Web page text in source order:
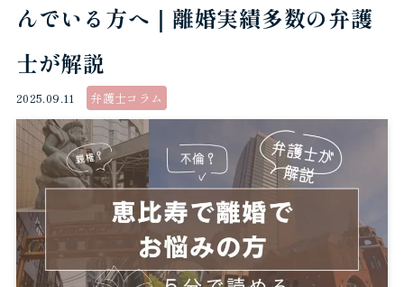
んでいる方へ｜離婚実績多数の弁護
士が解説
2025.09.11 弁護士コラム